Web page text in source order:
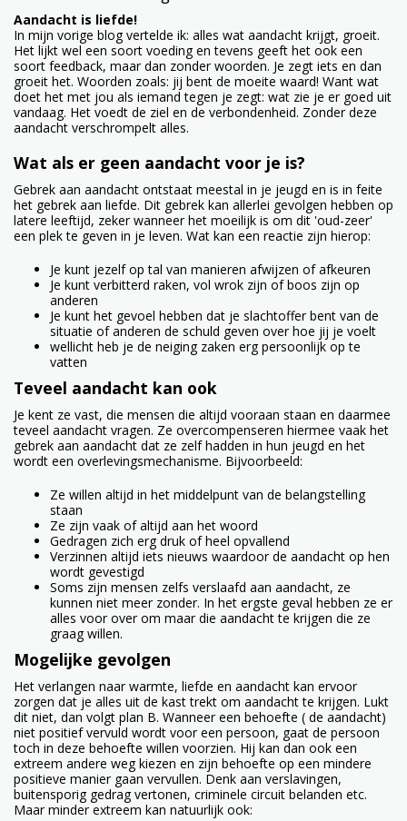
Aandacht is liefde!
In mijn vorige blog vertelde ik: alles wat aandacht krijgt, groeit.
Het lijkt wel een soort voeding en tevens geeft het ook een
soort feedback, maar dan zonder woorden. Je zegt iets en dan
groeit het. Woorden zoals: jij bent de moeite waard! Want wat
doet het met jou als iemand tegen je zegt: wat zie je er goed uit
vandaag. Het voedt de ziel en de verbondenheid. Zonder deze
aandacht verschrompelt alles.
Wat als er geen aandacht voor je is?
Gebrek aan aandacht ontstaat meestal in je jeugd en is in feite
het gebrek aan liefde. Dit gebrek kan allerlei gevolgen hebben op
latere leeftijd, zeker wanneer het moeilijk is om dit 'oud-zeer'
een plek te geven in je leven. Wat kan een reactie zijn hierop:
Je kunt jezelf op tal van manieren afwijzen of afkeuren
Je kunt verbitterd raken, vol wrok zijn of boos zijn op
anderen
Je kunt het gevoel hebben dat je slachtoffer bent van de
situatie of anderen de schuld geven over hoe jij je voelt
wellicht heb je de neiging zaken erg persoonlijk op te
vatten
Teveel aandacht kan ook
Je kent ze vast, die mensen die altijd vooraan staan en daarmee
teveel aandacht vragen. Ze overcompenseren hiermee vaak het
gebrek aan aandacht dat ze zelf hadden in hun jeugd en het
wordt een overlevingsmechanisme. Bijvoorbeeld:
Ze willen altijd in het middelpunt van de belangstelling
staan
Ze zijn vaak of altijd aan het woord
Gedragen zich erg druk of heel opvallend
Verzinnen altijd iets nieuws waardoor de aandacht op hen
wordt gevestigd
Soms zijn mensen zelfs verslaafd aan aandacht, ze
kunnen niet meer zonder. In het ergste geval hebben ze er
alles voor over om maar die aandacht te krijgen die ze
graag willen.
Mogelijke gevolgen
Het verlangen naar warmte, liefde en aandacht kan ervoor
zorgen dat je alles uit de kast trekt om aandacht te krijgen. Lukt
dit niet, dan volgt plan B. Wanneer een behoefte ( de aandacht)
niet positief vervuld wordt voor een persoon, gaat de persoon
toch in deze behoefte willen voorzien. Hij kan dan ook een
extreem andere weg kiezen en zijn behoefte op een mindere
positieve manier gaan vervullen. Denk aan verslavingen,
buitensporig gedrag vertonen, criminele circuit belanden etc.
Maar minder extreem kan natuurlijk ook: